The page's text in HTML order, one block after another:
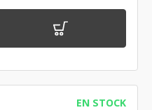
EN STOCK